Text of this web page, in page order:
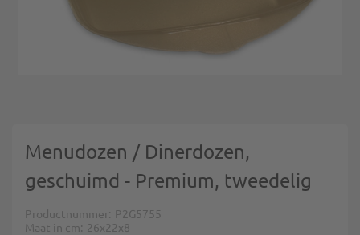
Menudozen / Dinerdozen,
geschuimd - Premium, tweedelig
Productnummer P2G5755
Maat in cm
26x22x8